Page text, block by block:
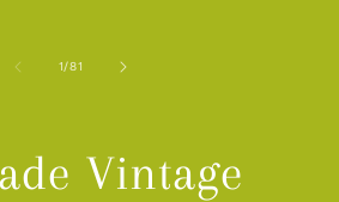
1/von
81
Vintage